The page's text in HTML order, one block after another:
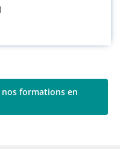
formations en